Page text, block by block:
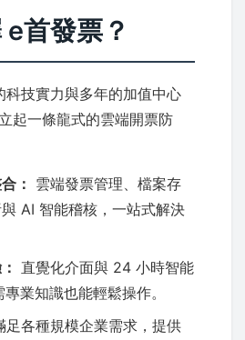
首發票？
科技實力與多年的加值中心
起一條龍式的雲端開票防
： 雲端發票管理、檔案存
AI 智能稽核，一站式解決
直覺化介面與 24 小時智能
業知識也能輕鬆操作。
足各種規模企業需求，提供